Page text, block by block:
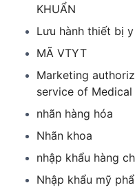
KHUẨN
Lưu hành thiết bị
MÃ VTYT
Marketing
service of
nhãn hàng hóa
Nhãn khoa
nhập khẩu hàng
Nhập khẩu mỹ